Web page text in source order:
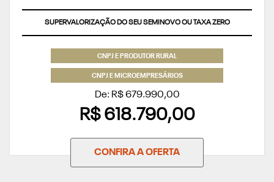
SUPERVALORIZAÇÃO DO SEU SEMINOVO OU TAXA ZERO
CNPJ E PRODUTOR RURAL
CNPJ E MICROEMPRESÁRIOS
De: R$ 679.990,00
R$ 618.790,00
CONFIRA A OFERTA